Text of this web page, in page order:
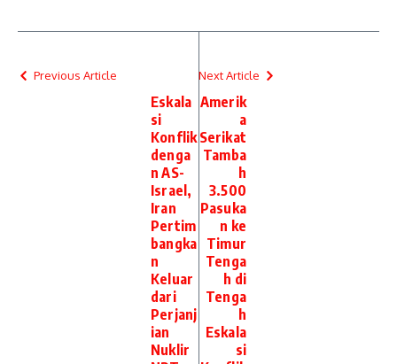
Previous Article
Eskala
si
Konflik
denga
n AS-
Israel,
Iran
Pertim
bangka
n
Keluar
dari
Perjanj
ian
Nuklir
Next Article
Amerik
a
Serikat
Tamba
h
3.500
Pasuka
n ke
Timur
Tenga
h di
Tenga
h
Eskala
si